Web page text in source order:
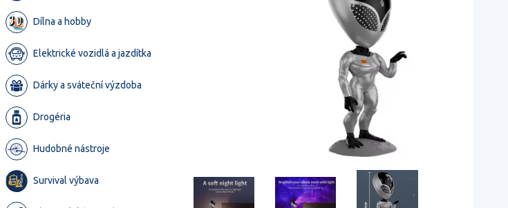
Dílna a hobby
Elektrické vozidlá a jazdítka
Dárky a sváteční výzdoba
Drogéria
Hudobné nástroje
Survival výbava